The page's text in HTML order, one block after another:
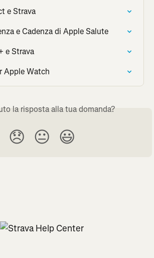
e Strava
e Cadenza di Apple Salute
e Strava
Apple Watch
la risposta alla tua domanda?
😞 😐 😃